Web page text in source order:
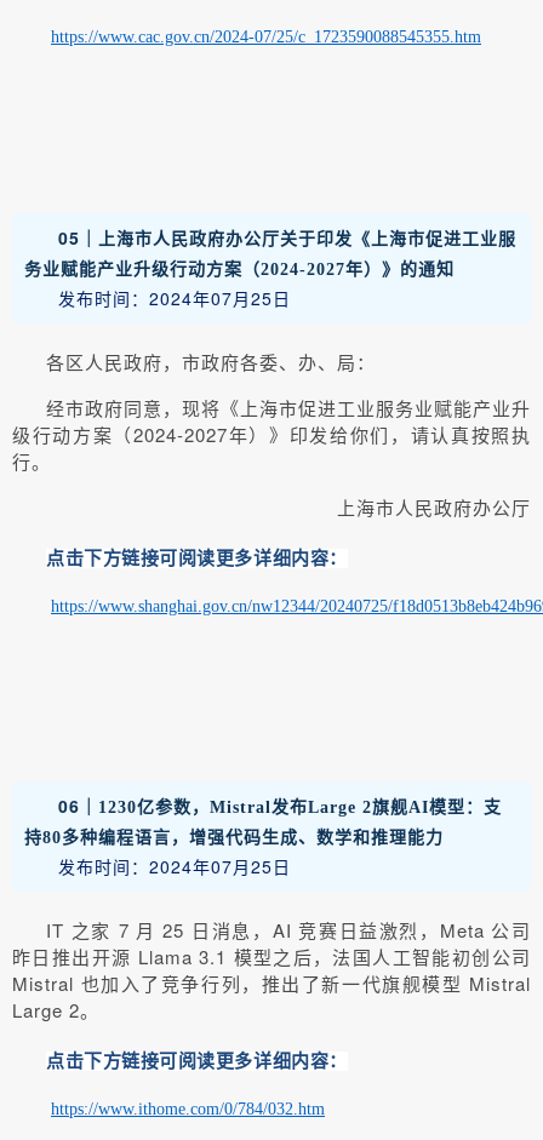
https://www.cac.gov.cn/2024-07/25/c_1723590088545355.htm
05｜
上海市人民政府办公厅关于印发《上海市促进工业服
务业赋能产业升级行动方案（2024-2027年）》的通知
发布时间：2024年07月25日
各区人民政府，市政府各委、办、局：
经市政府同意，现将《上海市促进工业服务业赋能产业升
级行动方案（2024-2027年）》印发给你们，请认真按照执
行。
上海市人民政府办公厅
点击下方链接可阅读更多详细内容：
https://www.shanghai.gov.cn/nw12344/20240725/
06｜ 1230亿参数，Mistral发布Large 2旗舰AI模型：支
持80多种编程语言，增强代码生成、数学和推理能力
发布时间：2024年07月25日
IT 之家 7 月 25 日消息，AI 竞赛日益激烈，Meta 公司
昨日推出开源 Llama 3.1 模型之后，法国人工智能初创公司
Mistral 也加入了竞争行列，推出了新一代旗舰模型 Mistral
Large 2。
点击下方链接可阅读更多详细内容：
https://www.ithome.com/0/784/032.htm